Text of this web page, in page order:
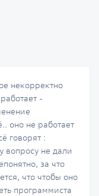
некорректно
-
оно не работает
говорят :
вопросу не дали
за что
что чтобы оно
программиста